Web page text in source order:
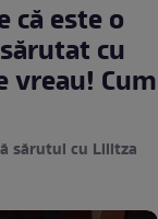
că este o
cu
vreau! Cum
sărutul cu Lilitza